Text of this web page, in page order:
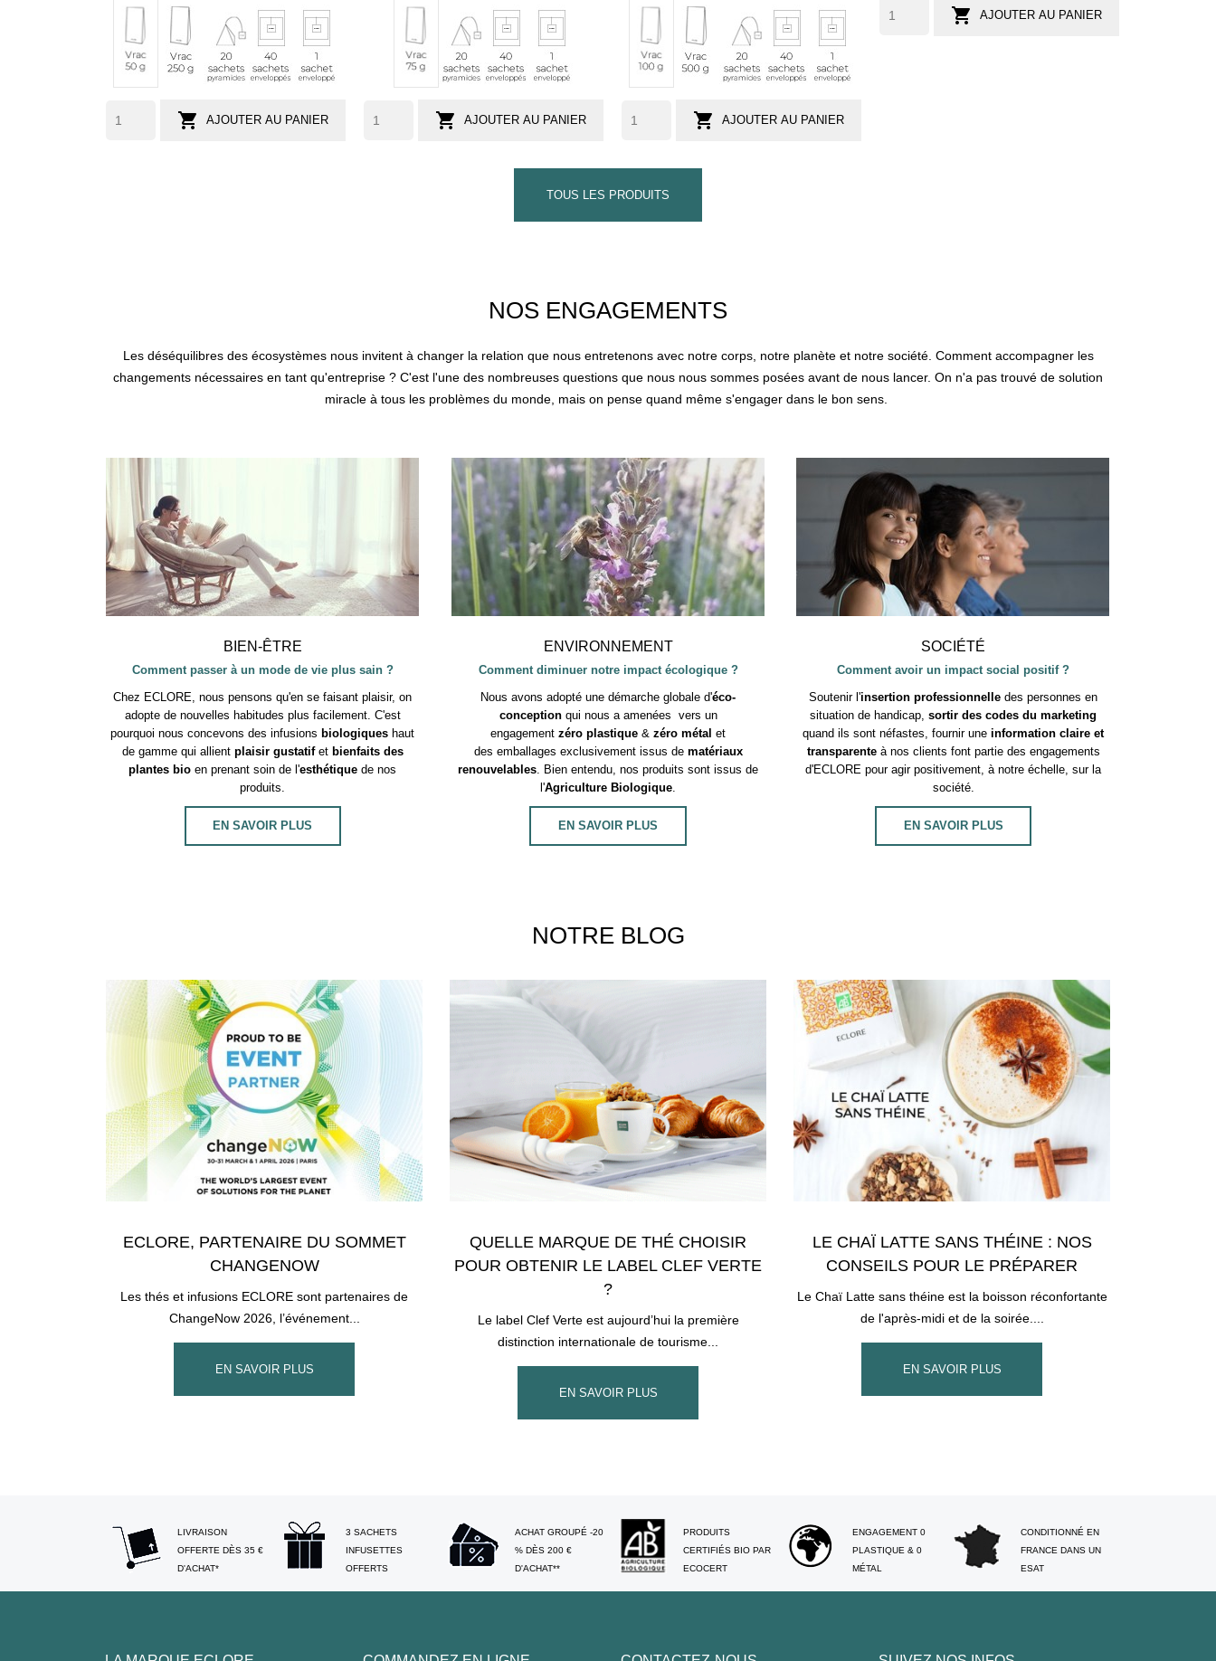
Vrac
g
Vrac
250
g
sachets
pyramides
40
sachets
enveloppés
1
sachet
individuel
 AJOUTER AU PANIER
Vrac
g
tasses)
sachets
pyramides
40
sachets
enveloppés
1
sachet
individuel
 AJOUTER AU PANIER
Vrac
g
Vrac
500
g
sachets
pyramides
40
sachets
enveloppés
1
sachet
individuel
 AJOUTER AU PANIER
 AJOUTER AU PANIER
TOUS LES PRODUITS
NOS ENGAGEMENTS
Les déséquilibres des écosystèmes nous invitent à changer la relation que nous entretenons avec notre corps, notre planète et notre société. Comment accompagner les
changements nécessaires en tant qu'entreprise ? C'est l'une des nombreuses questions que nous nous sommes posées avant de nous lancer. On n'a pas trouvé de solution
miracle à tous les problèmes du monde, mais on pense quand même s'engager dans le bon sens.
BIEN-ÊTRE
Comment passer à un mode de vie plus sain ?
Chez ECLORE, nous pensons qu'en se faisant plaisir, on
adopte de nouvelles habitudes plus facilement. C'est
pourquoi nous concevons des infusions biologiques haut
de gamme qui allient plaisir gustatif et bienfaits des
plantes bioen prenant soin de l'esthétiquede nos
produits.
EN SAVOIR PLUS
ENVIRONNEMENT
Comment diminuer notre impact écologique ?
Nous avons adopté une démarche globale d'éco-
conceptionqui nous a amenées vers un
engagement zéro plastique & zéro métal et
des emballages exclusivement issus de matériaux
renouvelables . Bien entendu, nos produits sont issus de
l'Agriculture Biologique
EN SAVOIR PLUS
SOCIÉTÉ
Comment avoir un impact social positif ?
Soutenir l'insertion professionnelle des personnes en
situation de handicap,sortir des codes du marketing
quand ils sont néfastes, fournir uneinformation claire et
transparenteà nos clients font partie des engagements
d'ECLORE pour agir positivement, à notre échelle, sur la
société.
EN SAVOIR PLUS
NOTRE BLOG
ECLORE, PARTENAIRE DU SOMMET
CHANGENOW
Les thés et infusions ECLORE sont partenaires de
ChangeNow 2026, l’événement...
EN SAVOIR PLUS
QUELLE MARQUE DE THÉ CHOISIR
POUR OBTENIR LE LABEL CLEF VERTE
?
Le label Clef Verte est aujourd’hui la première
distinction internationale de tourisme...
EN SAVOIR PLUS
LE CHAÏ LATTE SANS THÉINE : NOS
CONSEILS POUR LE PRÉPARER
Le Chaï Latte sans théine est la boisson réconfortante
de l'après-midi et de la soirée....
EN SAVOIR PLUS
LIVRAISON
OFFERTE DÈS 35 €
D'ACHAT*
3 SACHETS
INFUSETTES
OFFERTS
ACHAT GROUPÉ -20
% DÈS 200 €
D'ACHAT**
PRODUITS
CERTIFIÉS BIO PAR
ECOCERT
ENGAGEMENT 0
PLASTIQUE & 0
MÉTAL
CONDITIONNÉ EN
FRANCE DANS UN
ESAT